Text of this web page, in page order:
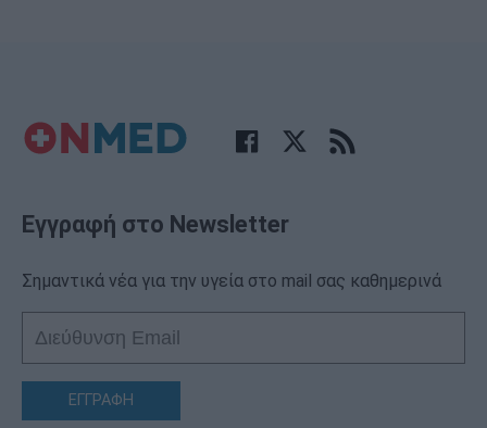
Εγγραφή στο Newsletter
Σημαντικά νέα για την υγεία στο mail σας καθημερινά
ΕΓΓΡΑΦΗ